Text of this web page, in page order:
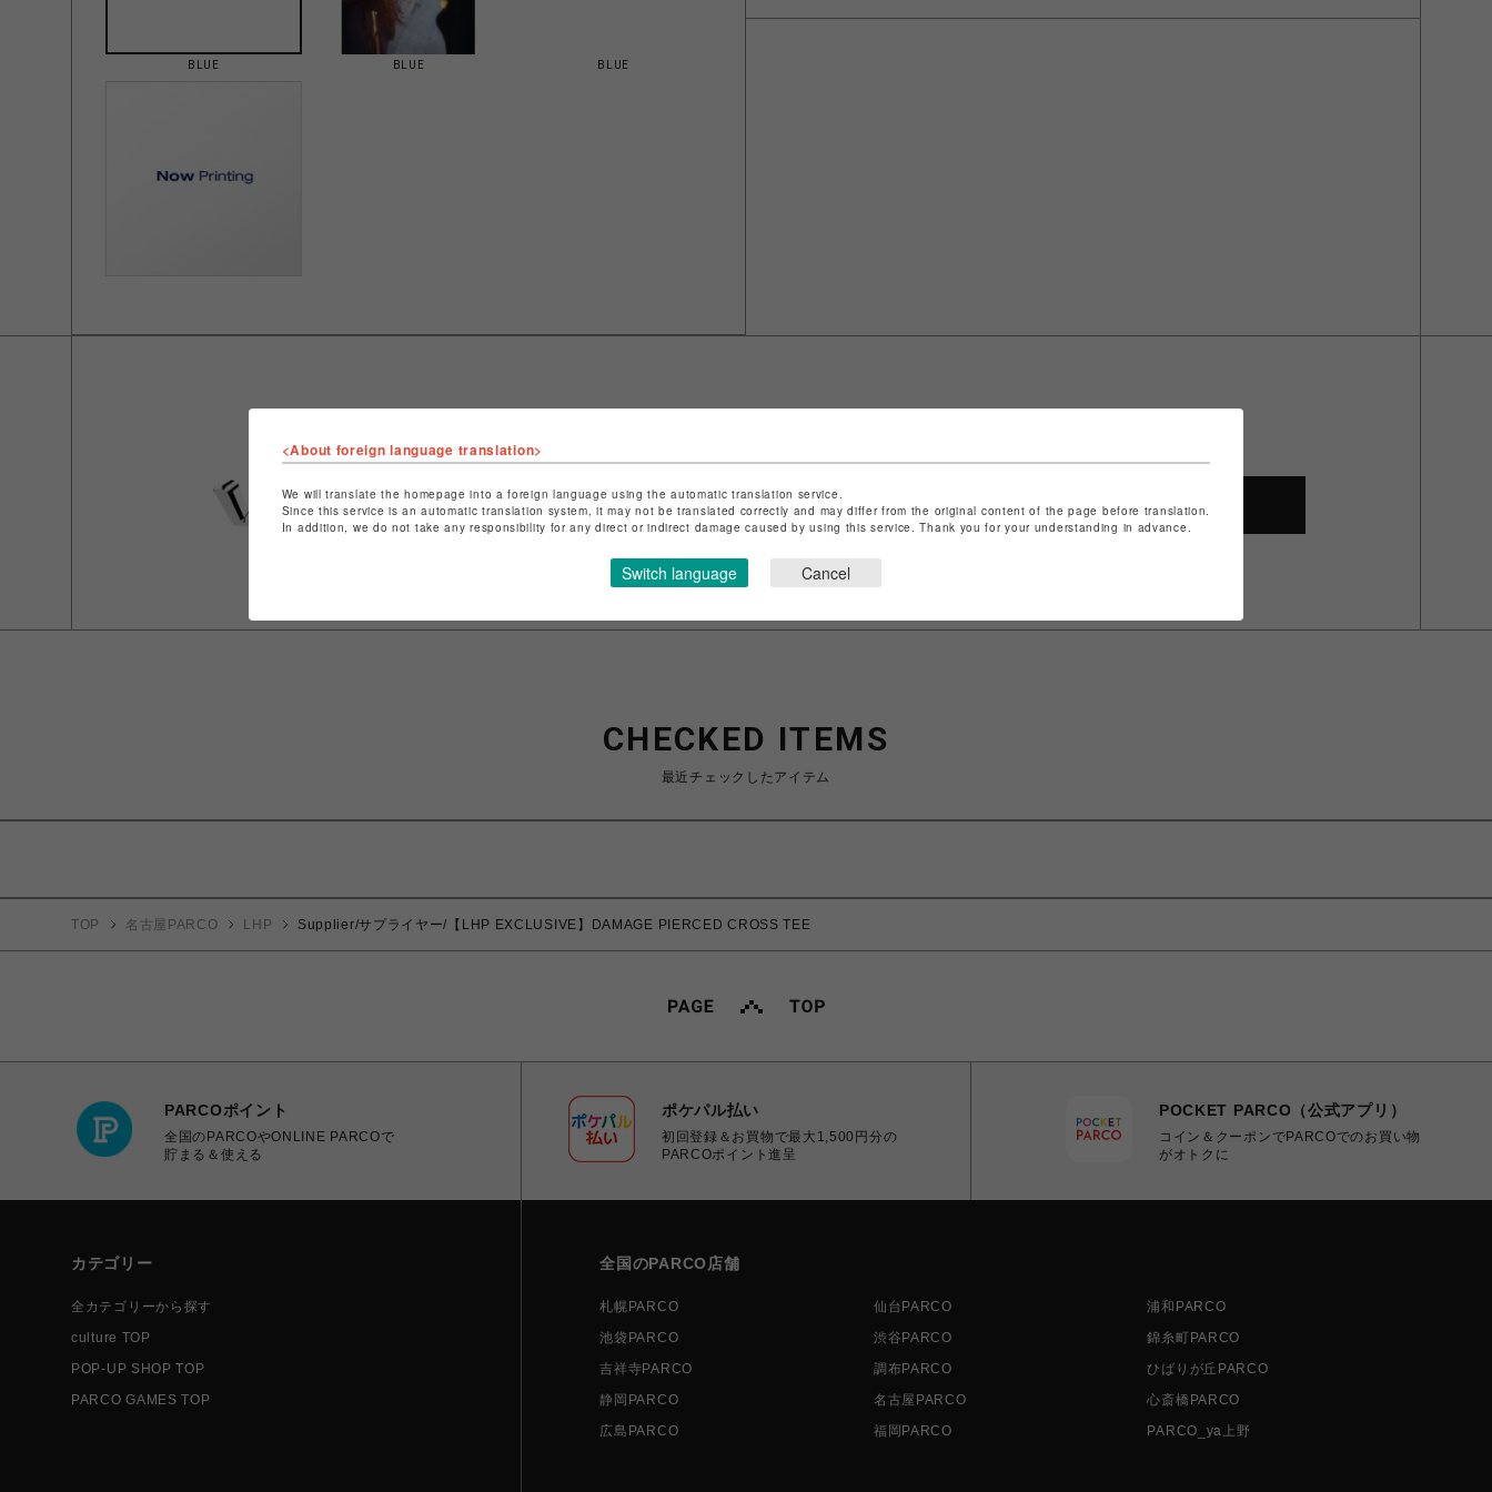
BLUE BLUE BLUE
ショップ名
特定商取引法など法令に基づく表記はこちら
ショップお問い合わせはこちら
SHOP TOP
CHECKED ITEMS
最近チェックしたアイテム
TOP 名古屋PARCO LHP Supplier/サプライヤー/【LHP EXCLUSIVE】DAMAGE PIERCED CROSS TEE
PARCOポイント
全国のPARCOやONLINE PARCOで
貯まる＆使える
ポケパル払い
初回登録＆お買物で最大1,500円分の
PARCOポイント進呈
POCKET PARCO（公式アプリ）
コイン＆クーポンでPARCOでのお買い物
がオトクに
カテゴリー
全カテゴリーから探す
culture TOP
POP-UP SHOP TOP
PARCO GAMES TOP
全国のPARCO店舗
札幌PARCO 仙台PARCO
浦和PARCO
池袋PARCO
渋谷PARCO
錦糸町PARCO
吉祥寺PARCO
調布PARCO
ひばりが丘PARCO
静岡PARCO
名古屋PARCO
心斎橋PARCO
広島PARCO
福岡PARCO PARCO_ya上野
<About foreign language translation>
We will translate the homepage into a foreign language using the automatic translation service.
Since this service is an automatic translation system, it may not be translated correctly and may differ from the original content of the page before translation.
In addition, we do not take any responsibility for any direct or indirect damage caused by using this service. Thank you for your understanding in advance.
Switch language Cancel